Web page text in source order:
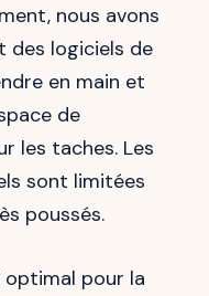
nous avons
des logiciels de
en main et
de
les taches. Les
sont limitées
poussés.
optimal pour la